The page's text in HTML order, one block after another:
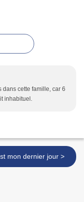
cette famille, car 6
inhabituel.
C'est mon dernier jour >